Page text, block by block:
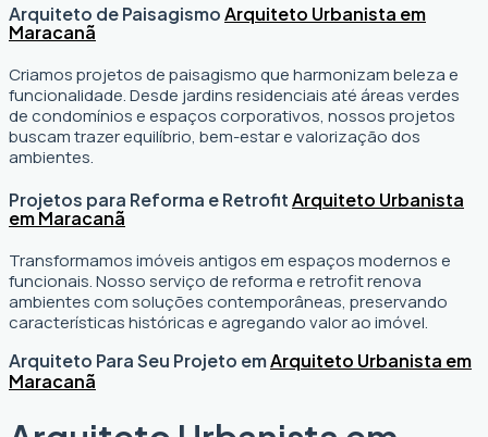
Arquiteto de PaisagismoArquiteto Urbanista em
Maracanã
Criamos projetos de paisagismo que harmonizam beleza e
funcionalidade. Desde jardins residenciais até áreas verdes
de condomínios e espaços corporativos, nossos projetos
buscam trazer equilíbrio, bem-estar e valorização dos
ambientes.
Projetos para Reforma e RetrofitArquiteto Urbanista
em Maracanã
Transformamos imóveis antigos em espaços modernos e
funcionais. Nosso serviço de reforma e retrofit renova
ambientes com soluções contemporâneas, preservando
características históricas e agregando valor ao imóvel.
Arquiteto Para Seu Projeto emArquiteto Urbanista em
Maracanã